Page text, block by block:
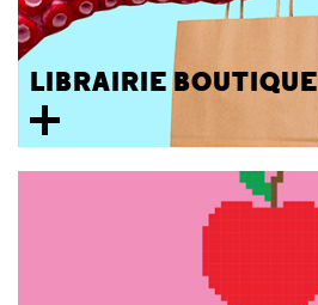
LIBRAIRIE BOUTIQUE